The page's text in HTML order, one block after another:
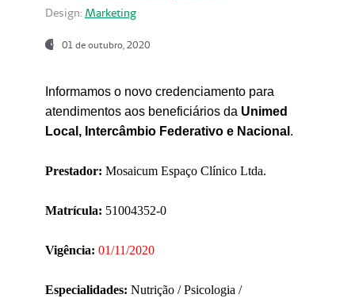
Design: Marketing
01 de outubro, 2020
Informamos o novo credenciamento para
atendimentos aos beneficiários da Unimed
Local, Intercâmbio Federativo e Nacional .
Prestador: Mosaicum Espaço Clínico Ltda.
Matrícula: 51004352-0
Vigência: 01/11/2020
Especialidades: Nutrição / Psicologia /